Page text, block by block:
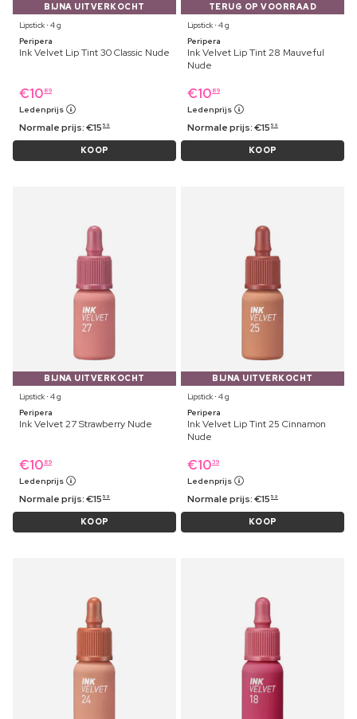
BIJNA UITVERKOCHT
Lipstick ⋅ 4 g
Peripera
Ink Velvet Lip Tint 30 Classic Nude
€10 89
Ledenprijs
Normale prijs:€15 59
KOOP
TERUG OP VOORRAAD
Lipstick ⋅ 4 g
Peripera
Ink Velvet Lip Tint 28 Mauveful
Nude
€10 89
Ledenprijs
Normale prijs:€15 59
KOOP
BIJNA UITVERKOCHT
Lipstick ⋅ 4 g
Peripera
Ink Velvet 27 Strawberry Nude
€10 89
Ledenprijs
Normale prijs:€15 59
KOOP
BIJNA UITVERKOCHT
Lipstick ⋅ 4 g
Peripera
Ink Velvet Lip Tint 25 Cinnamon
Nude
€1039
Ledenprijs
Normale prijs:€15 59
KOOP